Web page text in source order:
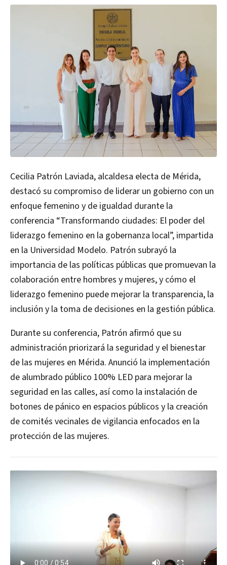
Cecilia Patrón Laviada, alcaldesa electa de Mérida,
destacó su compromiso de liderar un gobierno con un
enfoque femenino y de igualdad durante la
conferencia “Transformando ciudades: El poder del
liderazgo femenino en la gobernanza local”, impartida
en la Universidad Modelo. Patrón subrayó la
importancia de las políticas públicas que promuevan la
colaboración entre hombres y mujeres, y cómo el
liderazgo femenino puede mejorar la transparencia, la
inclusión y la toma de decisiones en la gestión pública.
Durante su conferencia, Patrón afirmó que su
administración priorizará la seguridad y el bienestar
de las mujeres en Mérida. Anunció la implementación
de alumbrado público 100% LED para mejorar la
seguridad en las calles, así como la instalación de
botones de pánico en espacios públicos y la creación
de comités vecinales de vigilancia enfocados en la
protección de las mujeres.